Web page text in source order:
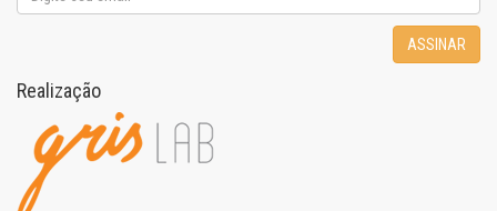
ASSINAR
Realização